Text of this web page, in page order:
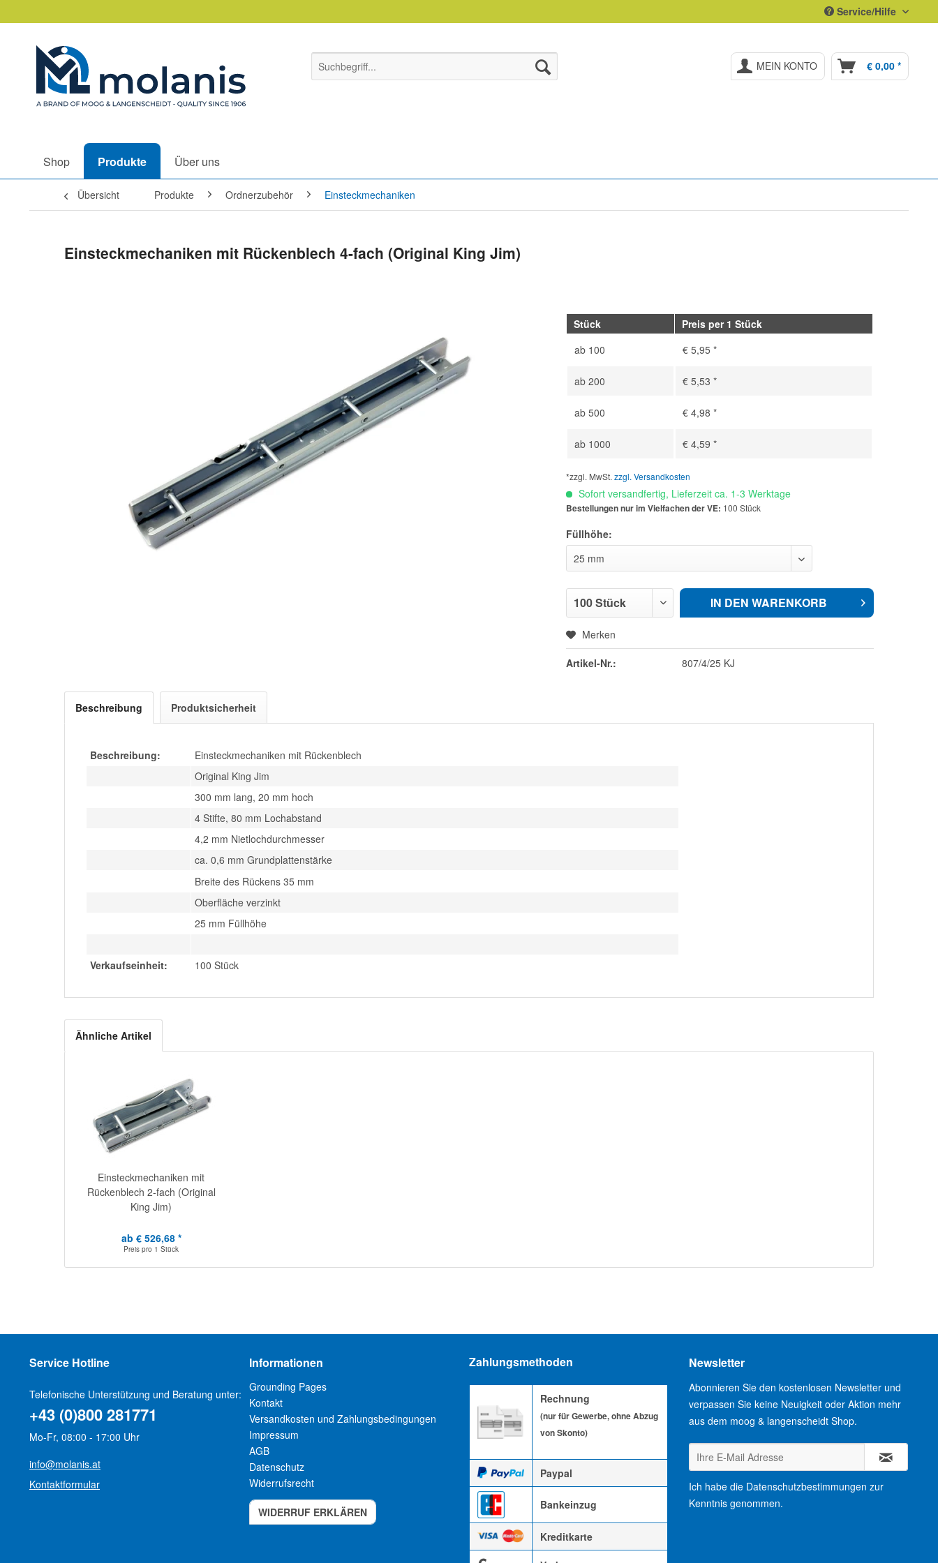
Service/Hilfe
MEIN KONTO € 0,00 *
Shop Produkte Über uns
Übersicht Produkte Ordnerzubehör Einsteckmechaniken
Einsteckmechaniken mit Rückenblech 4-fach (Original King Jim)
Stück
Preis per 1 Stück
ab 100 € 5,95 *
ab200 € 5,53 *
ab500 € 4,98 *
ab 1000 € 4,59 *
*zzgl. MwSt.zzgl. Versandkosten
Sofort versandfertig, Lieferzeit ca. 1-3 Werktage
Bestellungen nur im Vielfachen der VE: 100 Stück
Füllhöhe:
IN DEN WARENKORB
Merken
Artikel-Nr.: 807/4/25 KJ
Beschreibung Produktsicherheit
Beschreibung:
Einsteckmechaniken mit Rückenblech
Original King Jim
300 mm lang, 20 mm hoch
4 Stifte, 80 mm Lochabstand
4,2 mm Nietlochdurchmesser
ca. 0,6 mm Grundplattenstärke
Breite des Rückens 35 mm
Oberfläche verzinkt
25 mm Füllhöhe
Verkaufseinheit: 100 Stück
Ähnliche Artikel
Einsteckmechaniken mit
Rückenblech 2-fach (Original
King Jim)
ab € 526,68 *
Preis pro 1 Stück
Service Hotline
Telefonische Unterstützung und Beratung unter:
+43 (0)800 281771
Mo-Fr, 08:00 - 17:00 Uhr
info@molanis.at
Kontaktformular
Informationen
Grounding Pages
Kontakt
Versandkosten und Zahlungsbedingungen
Impressum
AGB
Datenschutz
Widerrufsrecht
WIDERRUF ERKLÄREN
Zahlungsmethoden
Rechnung
(nur für Gewerbe, ohne Abzug
von Skonto)
Paypal
Bankeinzug
Kreditkarte
Newsletter
Abonnieren Sie den kostenlosen Newsletter und
verpassen Sie keine Neuigkeit oder Aktion mehr
aus dem moog & langenscheidt Shop.
Ich habe die Datenschutzbestimmungen zur
Kenntnis genommen.